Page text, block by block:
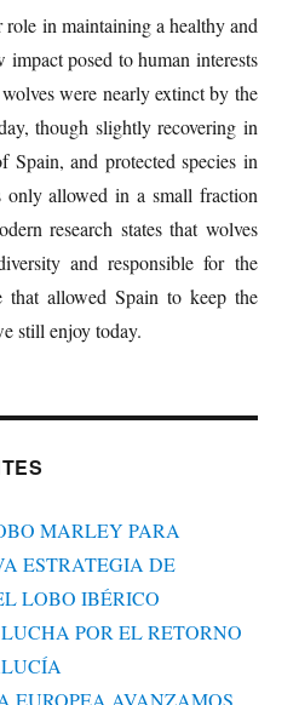
role in maintaining a healthy and
impact posed to human interests
were nearly extinct by the
though slightly recovering in
Spain, and protected species in
only allowed in a small fraction
research states that wolves
and responsible for the
that allowed Spain to keep the
still enjoy today.
MARLEY PARA
ESTRATEGIA DE
LOBO IBÉRICO
POR EL RETORNO
EUROPEA AVANZAMOS